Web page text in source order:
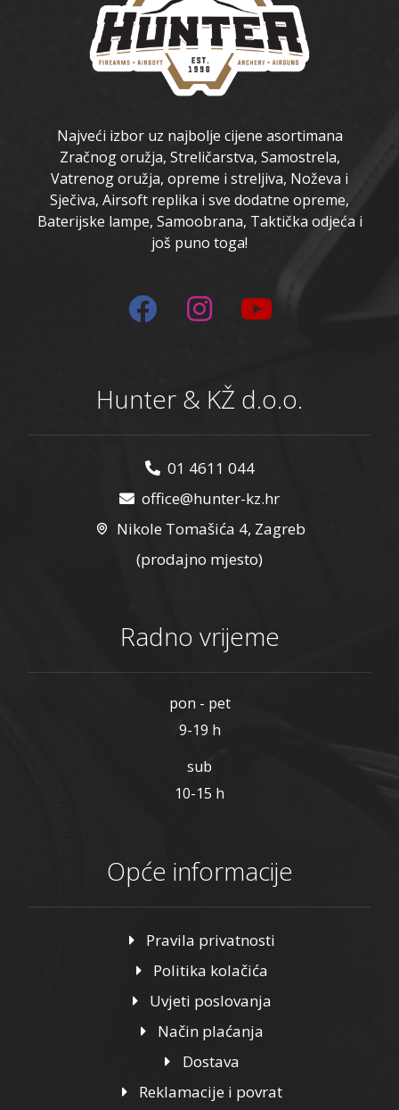
Najveći izbor uz najbolje cijene asortimana
Zračnog oružja, Streličarstva, Samostrela,
Vatrenog oružja, opreme i streljiva, Noževa i
Sječiva, Airsoft replika i sve dodatne opreme,
Baterijske lampe, Samoobrana, Taktička odjeća i
još puno toga!
Hunter & KŽ d.o.o.
01 4611 044
office@hunter-kz.hr
Nikole Tomašića 4, Zagreb
(prodajno mjesto)
Radno vrijeme
pon - pet
9-19 h
sub
10-15 h
Opće informacije
Pravila privatnosti
Politika kolačića
Uvjeti poslovanja
Način plaćanja
Dostava
Reklamacije i povrat